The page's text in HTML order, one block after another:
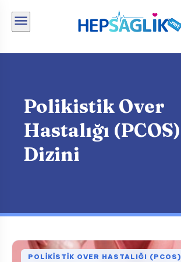
atla
Polikistik Over
Hastalığı (PCOS)
Dizini
POLIKISTIK OVER HASTALIĞI (PCOS)